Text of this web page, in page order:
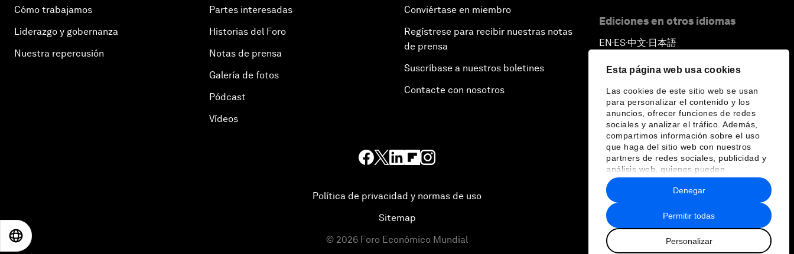
Esta página web usa cookies
Las cookies de este sitio web se usan
para personalizar el contenido y los
anuncios, ofrecer funciones de redes
sociales y analizar el tráfico. Además,
compartimos información sobre el uso
que haga del sitio web con nuestros
partners de redes sociales, publicidad y
análisis web, quienes pueden
combinarla con otra información que les
haya proporcionado o que hayan
recopilado a partir del uso que haya
hecho de sus servicios.
Permitir todas
Personalizar
Denegar
Cómo trabajamos
Liderazgo y gobernanza
Nuestra repercusión
Partes interesadas
Historias del Foro
Notas de prensa
Galería de fotos
Pódcast
Vídeos
Conviértase en miembro
Regístrese para recibir nuestras notas
de prensa
Suscríbase a nuestros boletines
Contacte con nosotros
Ediciones en otros idiomas
EN ▪ ES▪中文▪ 日本語
Política de privacidad y normas de uso
Sitemap
© 2026 Foro Económico Mundial